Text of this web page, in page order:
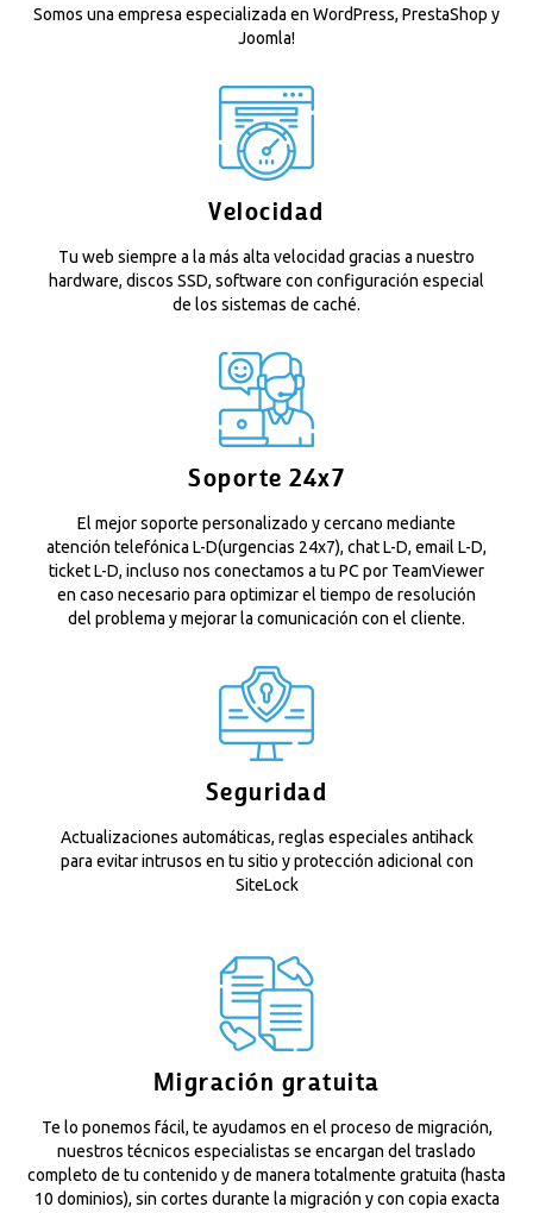
Somos una empresa especializada en WordPress, PrestaShop y
Joomla!
Velocidad
Tu web siempre a la más alta velocidad gracias a nuestro
hardware, discos SSD, software con configuración especial
de los sistemas de caché.
Soporte 24x7
El mejor soporte personalizado y cercano mediante
atención telefónica L-D(urgencias 24x7), chat L-D, email L-D,
ticket L-D, incluso nos conectamos a tu PC por TeamViewer
en caso necesario para optimizar el tiempo de resolución
del problema y mejorar la comunicación con el cliente.
Seguridad
Actualizaciones automáticas, reglas especiales antihack
para evitar intrusos en tu sitio y protección adicional con
SiteLock
Migración gratuita
Te lo ponemos fácil, te ayudamos en el proceso de migración,
nuestros técnicos especialistas se encargan del traslado
completo de tu contenido y de manera totalmente gratuita (hasta
10 dominios), sin cortes durante la migración y con copia exacta